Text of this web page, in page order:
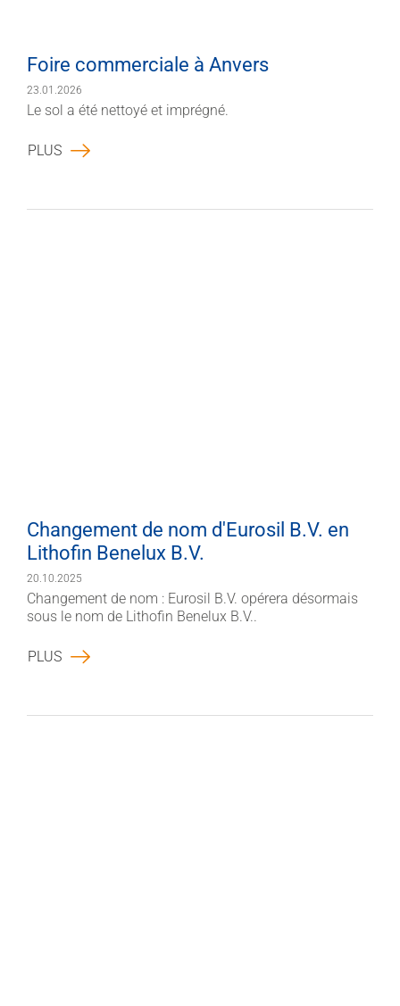
Foire commerciale à Anvers
23.01.2026
Le sol a été nettoyé et imprégné.
PLUS
Changement de nom d'Eurosil B.V. en
Lithofin Benelux B.V.
20.10.2025
Changement de nom : Eurosil B.V. opérera désormais
sous le nom de Lithofin Benelux B.V..
PLUS